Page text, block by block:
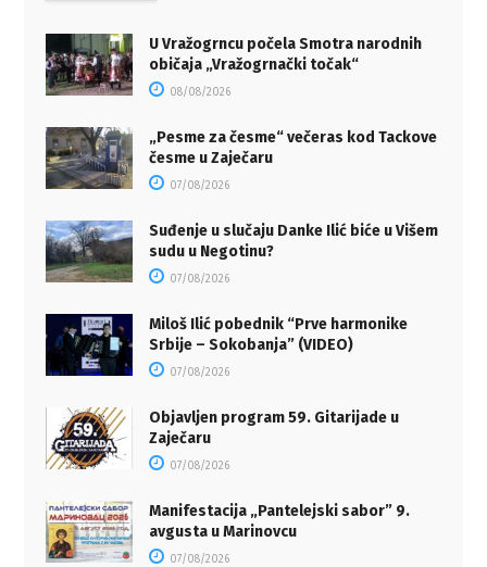
U Vražogrncu počela Smotra narodnih
običaja „Vražogrnački točak“
08/08/2026
„Pesme za česme“ večeras kod Tackove
česme u Zaječaru
07/08/2026
Suđenje u slučaju Danke Ilić biće u Višem
sudu u Negotinu?
07/08/2026
Miloš Ilić pobednik “Prve harmonike
Srbije – Sokobanja” (VIDEO)
07/08/2026
Objavljen program 59. Gitarijade u
Zaječaru
07/08/2026
Manifestacija „Pantelejski sabor” 9.
avgusta u Marinovcu
07/08/2026